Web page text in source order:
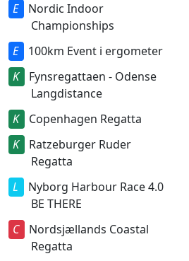
Nordic Indoor
Championships
100km Event i ergometer
Fynsregattaen - Odense
Langdistance
Copenhagen Regatta
Ratzeburger Ruder
Regatta
Nyborg Harbour Race 4.0
BE THERE
Nordsjællands Coastal
Regatta